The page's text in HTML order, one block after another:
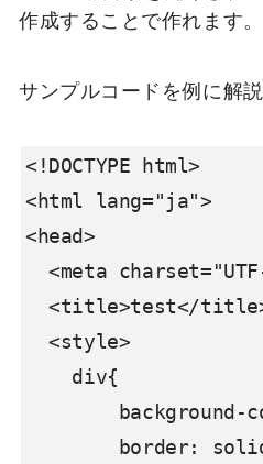
作成することで作れます。
サンプルコードを例に解
<!DOCTYPE html>
<html lang="ja">
<head>
  <meta charset="UTF-8">
  <title>test</title>
  <style>